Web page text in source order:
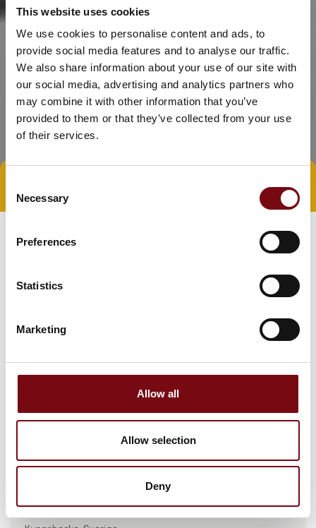
This website uses cookies
We use cookies to personalise content and ads, to
provide social media features and to analyse our traffic.
We also share information about your use of our site with
our social media, advertising and analytics partners who
may combine it with other information that you’ve
provided to them or that they’ve collected from your use
of their services.
Selection
Necessary
Preferences
Statistics
Marketing
Allow all
Allow selection
Deny
Gå til hjemmeside